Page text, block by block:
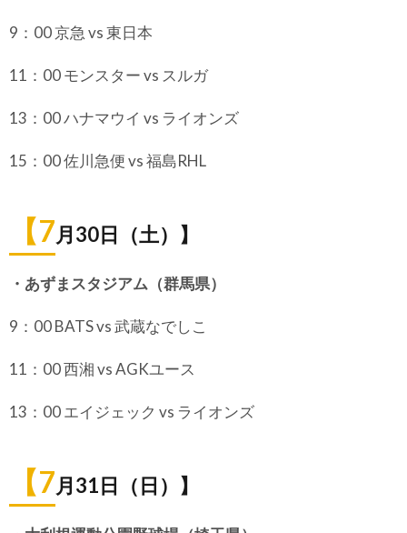
9：00 京急 vs 東日本
11：00 モンスター vs スルガ
13：00 ハナマウイ vs ライオンズ
15：00 佐川急便 vs 福島RHL
【7月30日（土）】
・あずまスタジアム（群馬県）
9：00 BATS vs 武蔵なでしこ
11：00 西湘 vs AGKユース
13：00 エイジェック vs ライオンズ
【7月31日（日）】